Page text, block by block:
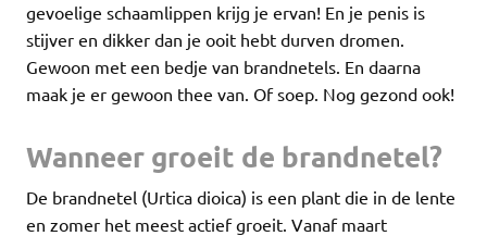
gevoelige schaamlippen krijg je ervan! En je penis is
stijver en dikker dan je ooit hebt durven dromen.
Gewoon met een bedje van brandnetels. En daarna
maak je er gewoon thee van. Of soep. Nog gezond ook!
Wanneer groeit de brandnetel?
De brandnetel (Urtica dioica) is een plant die in de lente
en zomer het meest actief groeit. Vanaf maart